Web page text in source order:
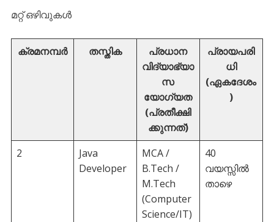
മറ്റ് ഒഴിവുകൾ
ക്രമനമ്പർ തസ്തിക
പ്രധാന
വിദ്യാഭ്യാ
സ
യോഗ്യത
(പ്രതീക്ഷി
ക്കുന്നത്)
പ്രായപരി
ധി
(ഏകദേശം
)
2
Java
Developer
MCA /
B.Tech /
M.Tech
(Computer
Science/IT)
40
വയസ്സിൽ
താഴെ